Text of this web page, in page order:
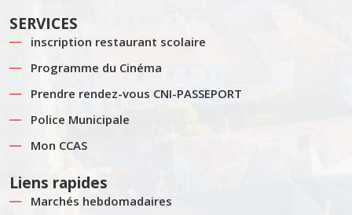
SERVICES
inscription restaurant scolaire
Programme du Cinéma
Prendre rendez-vous CNI-PASSEPORT
Police Municipale
Mon CCAS
Liens rapides
Marchés hebdomadaires